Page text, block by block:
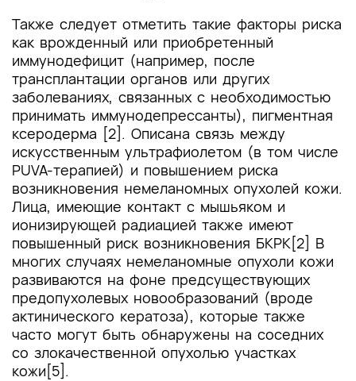
Также следует отметить такие факторы риска
как врожденный или приобретенный
иммунодефицит (например, после
трансплантации органов или других
заболеваниях, связанных с необходимостью
принимать иммунодепрессанты), пигментная
ксеродерма [2]. Описана связь между
искусственным ультрафиолетом (в том числе
PUVA-терапией) и повышением риска
возникновения немеланомных опухолей кожи.
Лица, имеющие контакт с мышьяком и
ионизирующей радиацией также имеют
повышенный риск возникновения БКРК[2] В
многих случаях немеланомные опухоли кожи
развиваются на фоне предсуществующих
предопухолевых новообразований (вроде
актинического кератоза), которые также
часто могут быть обнаружены на соседних
со злокачественной опухолью участках
кожи[5].